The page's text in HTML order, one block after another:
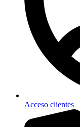
Acceso clientes